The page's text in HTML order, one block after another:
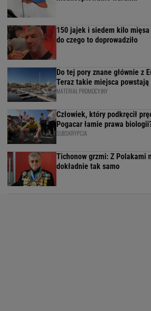
150 jajek i siedem kilo
do czego to doprowadziło
Do tej pory znane głównie z
Teraz takie miejsca powstają
MATERIAŁ PROMOCYJNY
Człowiek, który podkręcił
Pogacar łamie prawa
SUBSKRYPCJA
Tichonow grzmi: Z Polakami
dokładnie tak samo